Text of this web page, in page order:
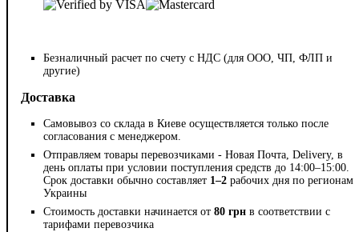
Безналичный расчет по счету с НДС (для ООО, ЧП, ФЛП и
другие)
Доставка
Самовывоз со склада в Киеве осуществляется только после
согласования с менеджером.
Отправляем товары перевозчиками - Новая Почта, Delivery, в
день оплаты при условии поступления средств до 14:00–15:00.
Срок доставки обычно составляет 1–2 рабочих дня по регионам
Украины
Стоимость доставки начинается от 80 грн в соответствии с
тарифами перевозчика